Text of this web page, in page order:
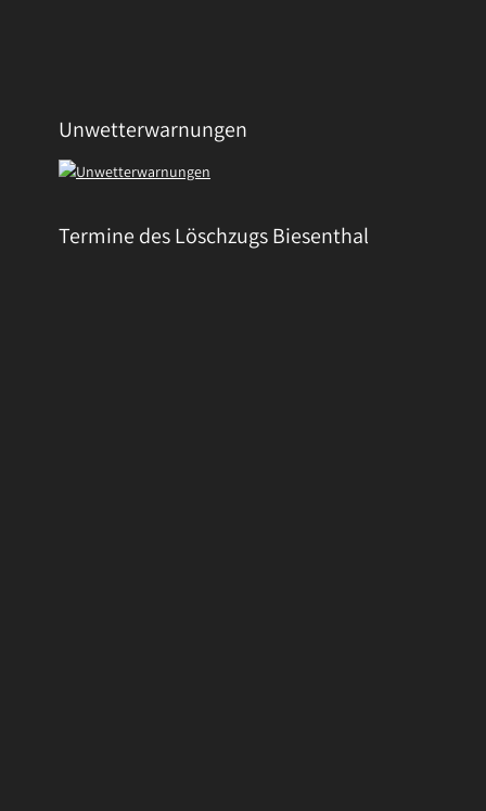
Unwetterwarnungen
Termine des Löschzugs Biesenthal